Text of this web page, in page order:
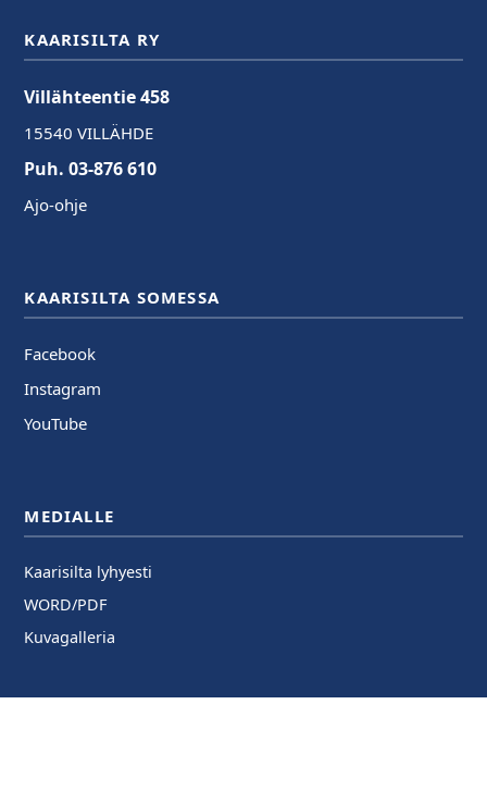
KAARISILTA RY
Villähteentie 458
15540 VILLÄHDE
Puh. 03-876 610
Ajo-ohje
KAARISILTA SOMESSA
Facebook
Instagram
YouTube
MEDIALLE
Kaarisilta lyhyesti
WORD/PDF
Kuvagalleria